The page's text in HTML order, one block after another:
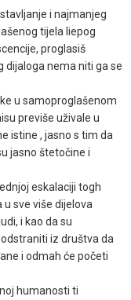
i najmanjeg
tijela liepog
proglasiš
dijaloga nema niti ga se
u samoproglašenom
previše uživale u
istine , jasno s tim da
jasno štetočine i
eskalaciji togh
sve više dijelova
i kao da su
iz društva da
i odmah će početi
humanosti ti